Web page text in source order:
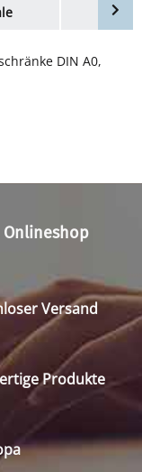
DIN A0,
Versand
Produkte